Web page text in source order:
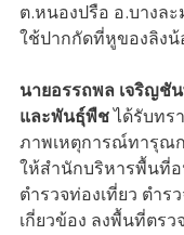
ต.หนองปรือ อ.บางล
ใช้ปากกัดที่หูของลิง
นายอรรถพล เจริญชั
และพันธุ์พืชได้รับทร
ภาพเหตุการณ์ทารุณ
ให้สำนักบริหารพื้นที่อ
ตำรวจท่องเที่ยว ตำ
เกี่ยวข้อง ลงพื้นที่ตร